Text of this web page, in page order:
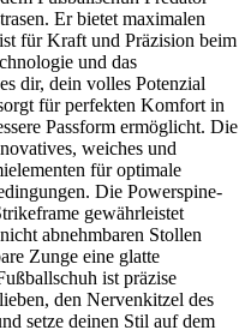
Er bietet maximalen
für Kraft und Präzision beim
und das
dir, dein volles Potenzial
für perfekten Komfort in
Passform ermöglicht. Die
weiches und
für optimale
Die Powerspine-
gewährleistet
abnehmbaren Stollen
Zunge eine glatte
ist präzise
den Nervenkitzel des
setze deinen Stil auf dem